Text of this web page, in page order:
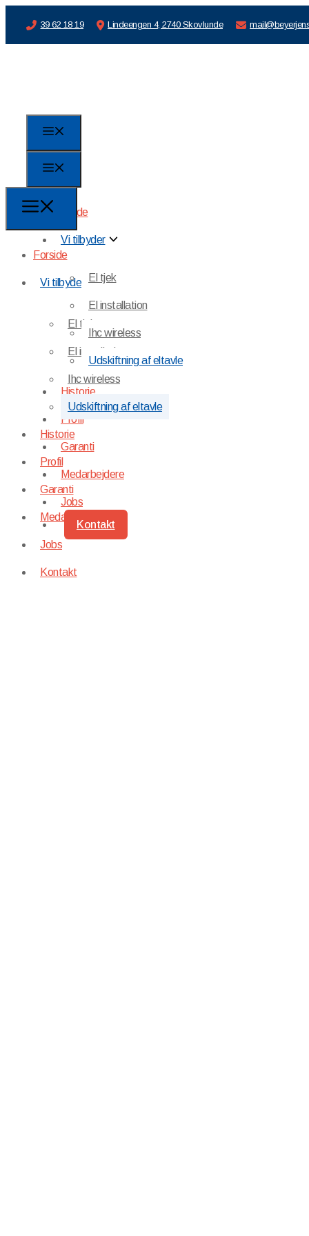
39 62 18 19 Lindeengen 4, 2740 Skovlunde
Forside
Vi tilbyder
El tjek
El installation
Ihc wireless
Udskiftning af eltavle
Historie
Profil
Garanti
Medarbejdere
Jobs
Kontakt
Forside
Vi tilbyder
El tjek
El installation
Ihc wireless
Udskiftning af eltavle
Historie
Profil
Garanti
Medarbejdere
Jobs
Kontakt